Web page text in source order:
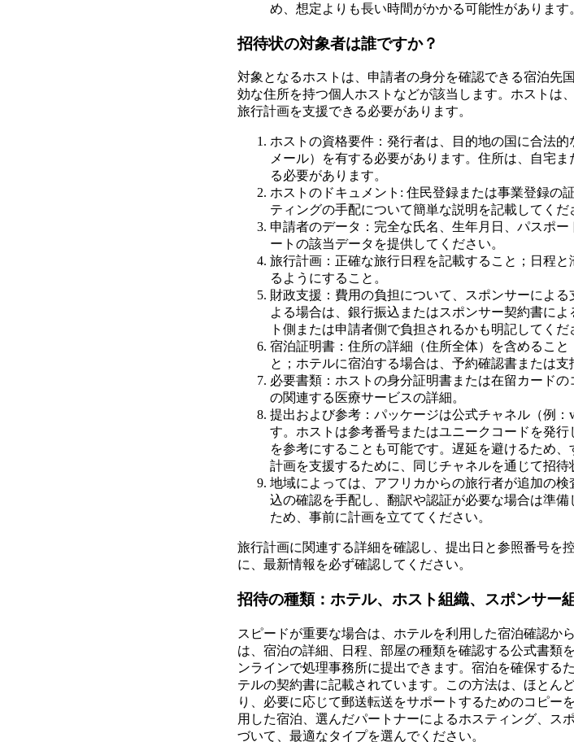
め、想定よりも長い時間がかかる可能性があります
招待状の対象者は誰ですか？
対象となるホストは、申請者の身分を確認できる宿泊先
効な住所を持つ個人ホストなどが該当します。ホストは
旅行計画を支援できる必要があります。
ホストの資格要件：発行者は、目的地の国に合法
メール）を有する必要があります。住所は、自宅
る必要があります。
ホストのドキュメント: 住民登録または事業登録の
ティングの手配について簡単な説明を記載してくだ
申請者のデータ：完全な氏名、生年月日、パスポ
ートの該当データを提供してください。
旅行計画：正確な旅行日程を記載すること；日程
るようにすること。
財政支援：費用の負担について、スポンサーによ
よる場合は、銀行振込またはスポンサー契約書に
ト側または申請者側で負担されるかも明記してくだ
宿泊証明書：住所の詳細（住所全体）を含めるこ
と；ホテルに宿泊する場合は、予約確認書または
必要書類：ホストの身分証明書または在留カード
の関連する医療サービスの詳細。
提出および参考：パッケージは公式チャネル（例：
す。ホストは参考番号またはユニークコードを発行
を参考にすることも可能です。遅延を避けるため
計画を支援するために、同じチャネルを通じて招待
地域によっては、アフリカからの旅行者が追加の
込の確認を手配し、翻訳や認証が必要な場合は準
ため、事前に計画を立ててください。
旅行計画に関連する詳細を確認し、提出日と参照番号を
に、最新情報を必ず確認してください。
招待の種類：ホテル、ホスト組織、スポンサー
スピードが重要な場合は、ホテルを利用した宿泊確認か
は、宿泊の詳細、日程、部屋の種類を確認する公式書類
ンラインで処理事務所に提出できます。宿泊を確保する
テルの契約書に記載されています。この方法は、ほとん
り、必要に応じて郵送転送をサポートするためのコピー
用した宿泊、選んだパートナーによるホスティング、ス
づいて、最適なタイプを選んでください。